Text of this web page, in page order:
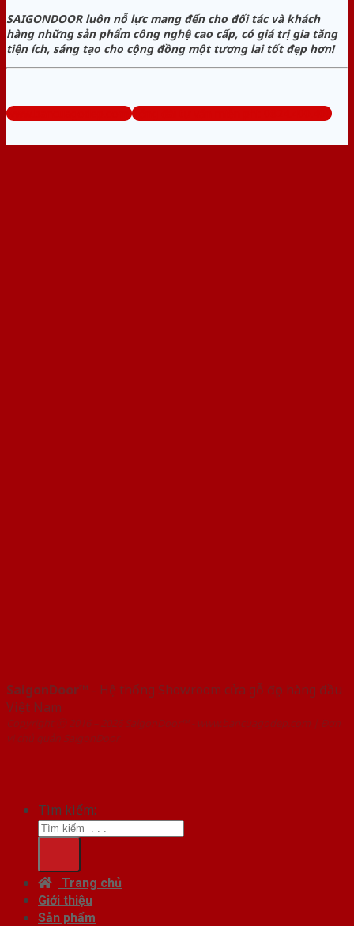
SAIGONDOOR luôn nỗ lực mang đến cho đối tác và khách
hàng những sản phẩm công nghệ cao cấp, có giá trị gia tăng
tiện ích, sáng tạo cho cộng đồng một tương lai tốt đẹp hơn!
www.bancuagodep.com Tổng đài tư vấn miễn phí: 0824.400.400
SaigonDoor™ - Hệ thống Showroom cửa gỗ đẹp hàng đầu
Việt Nam
Copyright ⓒ 2016 – 2026 SaigonDoor™ - www.bancuagodep.com | Đơn
vị chủ quản SaigonDoor
Tìm kiếm:
Trang chủ
Giới thiệu
Sản phẩm